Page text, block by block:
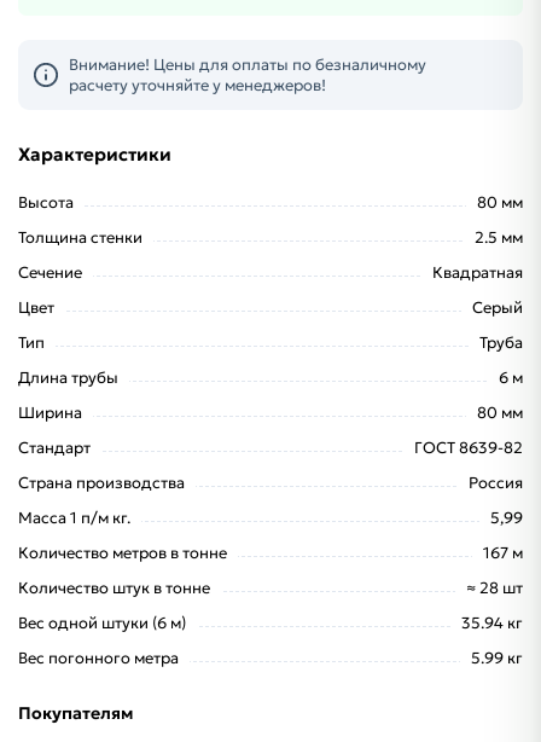
Внимание! Цены для оплаты по безналичному
расчету уточняйте у менеджеров!
Характеристики
Высота
80 мм
Толщина стенки
2.5 мм
Сечение
Квадратная
Цвет
Серый
Тип
Труба
Длина трубы
6 м
Ширина
80 мм
Стандарт
ГОСТ 8639-82
Страна производства
Россия
Масса 1 п/м кг.
5,99
Количество метров в тонне
167 м
Количество штук в тонне
≈ 28 шт
Вес одной штуки (6 м)
35.94 кг
Вес погонного метра
5.99 кг
Покупателям